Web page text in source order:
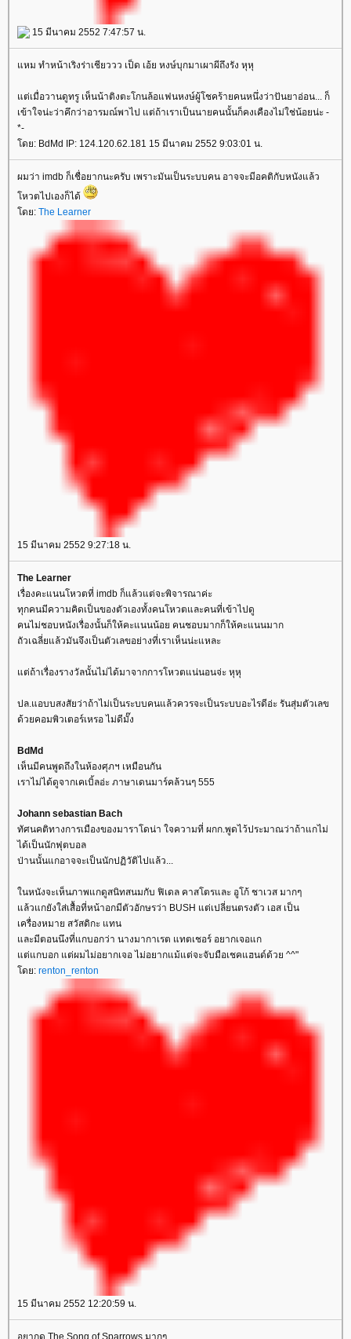
15 มีนาคม 2552 7:47:57 น.
หม ทำหน้าเริงร่าเชียววว เป็ด เอ้ย หงษ์บุกมาเผาผีถึงรัง หุหุ
ต่เมื่อวานดูทรู เห็นน้าติงตะโกนล้อแฟนหงษ์ผู้โชคร้ายคนหนึ่งว่าปันยาอ่อน... ก็
เข้าใจน่ะว่าคึกว่าอารมณ์พาไป แต่ถ้าเราเป็นนายคนนั้นก็คงเคืองไม่ใช่น้อยน่ะ -
*-
ดย: BdMd IP: 124.120.62.181 15 มีนาคม 2552 9:03:01 น.
ผมว่า imdb ก็เชื่อยากนะครับ เพราะมันเป็นระบบคน อาจจะมีอคติกับหนังแล้ว
หวตไปเองก็ได้
ดย: The Learner
15 มีนาคม 2552 9:27:18 น.
The Learner
เรื่องคะแนนโหวตที่ imdb ก็แล้วแต่จะพิจารณาค่ะ
ทุกคนมีความคิดเป็นของตัวเองทั้งคนโหวตและคนที่เข้าไปดู
คนไม่ชอบหนังเรื่องนั้นก็ให้คะแนนน้อย คนชอบมากก็ให้คะแนนมาก
ถัวเฉลี่ยแล้วมันจึงเป็นตัวเลขอย่างที่เราเห็นน่ะแหละ
ต่ถ้าเรื่องรางวัลนั้นไม่ได้มาจากการโหวตแน่นอนจ่ะ หุหุ
ปล.แอบบสงสัยว่าถ้าไม่เป็นระบบคนแล้วควรจะเป็นระบบอะไรดีอ่ะ รันสุ่มตัวเลข
ด้วยคอมพิวเตอร์เหรอ ไม่ดีมั๊ง
BdMd
เห็นมีคนพูดถึงในห้องศุภฯ เหมือนกัน
เราไม่ได้ดูจากเคเบิ้ลอ่ะ ภาษาเดนมาร์คล้วนๆ 555
Johann sebastian Bach
ทัศนคติทางการเมืองของมาราโดน่า ใจความที่ ผกก.พูดไว้ประมาณว่าถ้าแกไม่
ได้เป็นนักฟุตบอล
ป่านนั้นแกอาจจะเป็นนักปฏิวัติไปแล้ว...
นหนังจะเห็นภาพแกดูสนิทสนมกับ ฟิเดล คาสโตรและ อูโก้ ชาเวส มากๆ
ล้วแกยังใส่เสื้อที่หน้าอกมีตัวอักษรว่า BUSH แต่เปลี่ยนตรงตัว เอส เป็น
เครื่องหมาย สวัสดิกะ แทน
ละมีตอนนึงที่แกบอกว่า นางมากาเรต แทตเชอร์ อยากเจอแก
ต่แกบอก แต่ผมไม่อยากเจอ ไม่อยากแม้แต่จะจับมือเชคแฮนด์ด้วย ^^"
ดย: renton_renton
15 มีนาคม 2552 12:20:59 น.
อยากดู The Song of Sparrows มากๆ